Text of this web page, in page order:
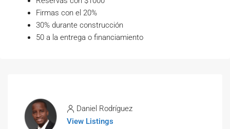
Firmas con el 20%
30% durante construcción
50 a la entrega o financiamiento
Daniel Rodríguez
View Listings